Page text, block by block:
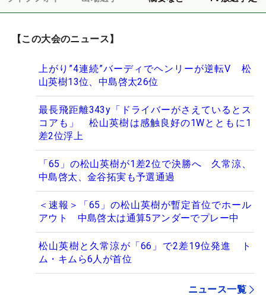
【この大会のニュース】
上がり”4連続”バーディでヘンリーが逆転V 松
山英樹13位、中島啓太26位
最長飛距離343y「ドライバーがさえているとス
コアも」 松山英樹は感触良好の1Wとともに1
差2位浮上
「65」の松山英樹が1差2位で決勝へ 久常涼、
中島啓太、金谷拓実も予選通過
＜速報＞「65」の松山英樹が暫定首位でホール
アウト 中島啓太は通算5アンダーでプレー中
松山英樹と久常涼が「66」で2差19位発進 ト
ム・キムら6人が首位
ニュース一覧